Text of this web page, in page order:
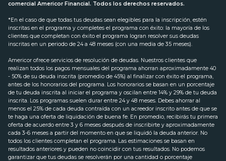
comercial Americor Financial. Todos los derechos reservados.
*En el caso de que todas tus deudas sean elegibles para la inscripción, estén
inscritas en el programa y completes el programa con éxito: la mayoría de los
clientes que completan con éxito el programa logran resolver sus deudas
inscritas en un periodo de 24 a 48 meses (con una media de 35 meses).
Americor ofrece servicios de resolución de deudas. Nuestros clientes que
realizan todos los pagos mensuales del programa ahorran aproximadamente 40
- 50% de su deuda inscrita (promedio de 45%) al finalizar con éxito el programa,
antes de los honorarios del programa. Los honorarios se basan en un porcentaje
de tu deuda inscrita al iniciar el programa y oscilan entre 14% y 29% de tu deuda
inscrita. Los programas suelen durar entre 24 y 48 meses. Debes ahorrar al
menos el 25% de cada deuda contraída con un acreedor inscrito antes de que se
te haga una oferta de liquidación de buena fe. En promedio, recibirás tu primera
oferta de acuerdo entre 3 y 6 meses después de inscribirte y aproximadamente
cada 3-6 meses a partir del momento en que se liquidó la deuda anterior. No
todos los clientes completan el programa. Las estimaciones se basan en
resultados anteriores y pueden no coincidir con tus resultados. No podemos
garantizar que tus deudas se resolverán por una cantidad o porcentaje